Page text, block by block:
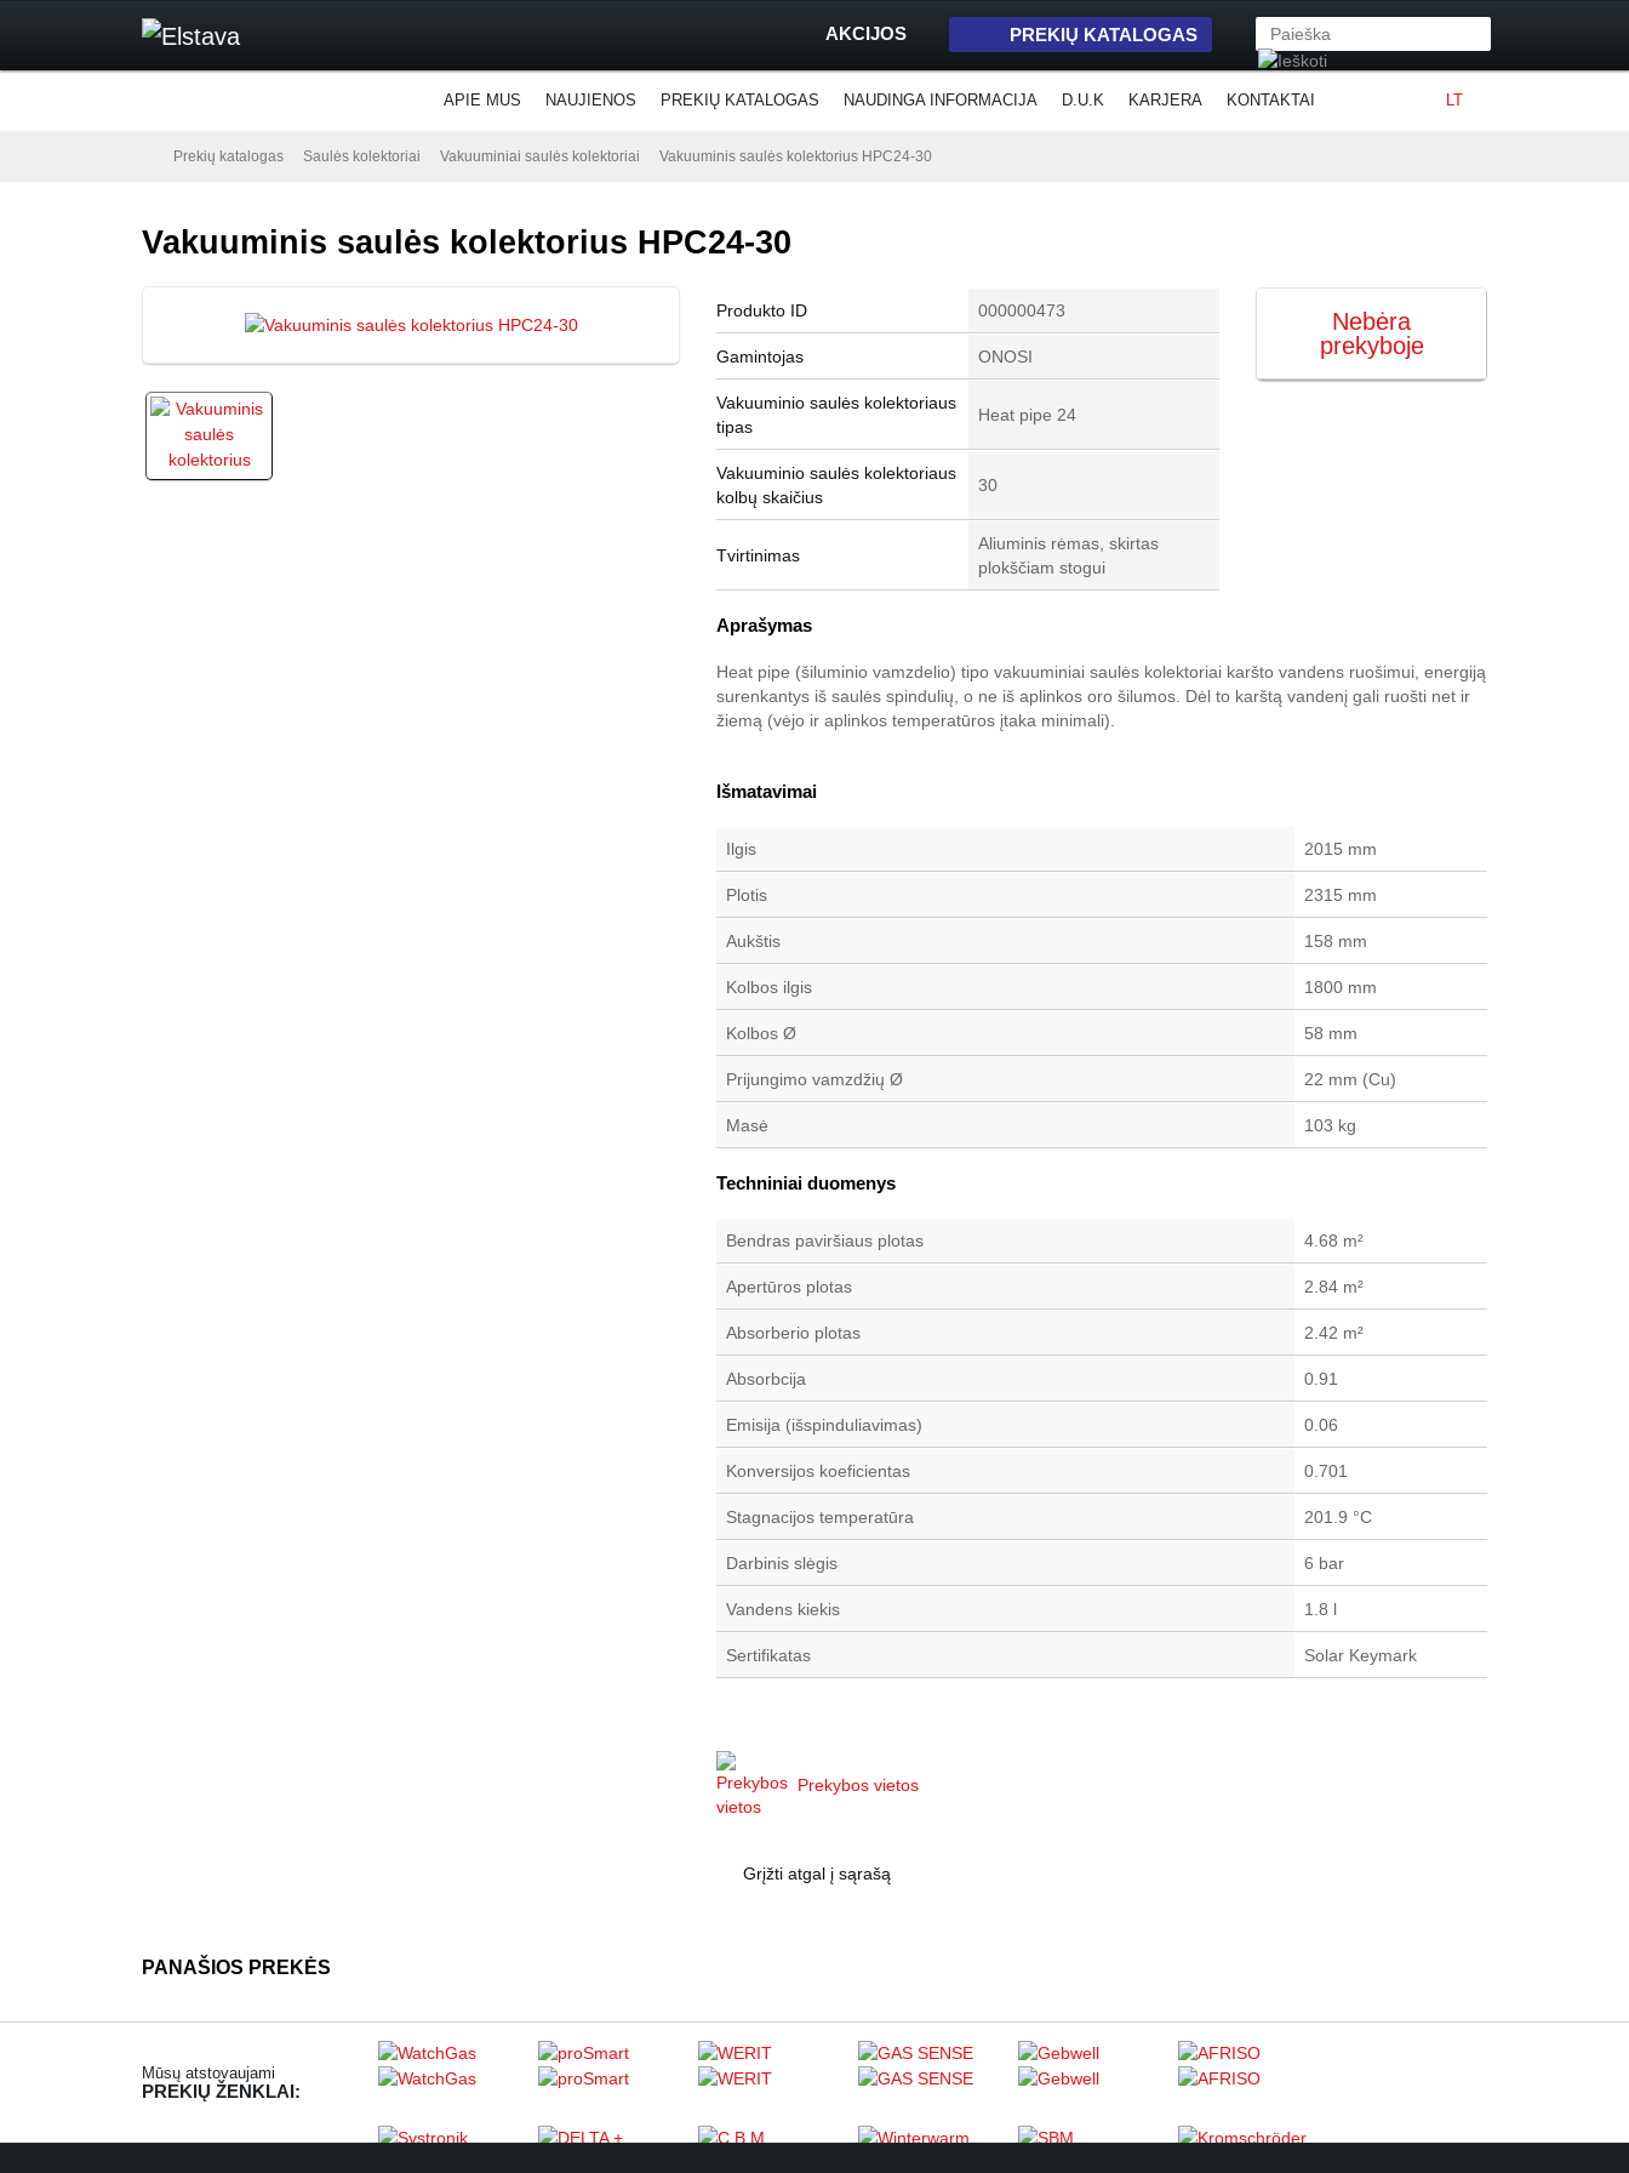
AKCIJOS PREKIŲ KATALOGAS
LT
APIE MUS NAUJIENOS PREKIŲ KATALOGAS NAUDINGA INFORMACIJA D.U.K KARJERA KONTAKTAI
Prekių katalogas Saulės kolektoriai Vakuuminiai saulės kolektoriai Vakuuminis saulės kolektorius HPC24-30
Vakuuminis saulės kolektorius HPC24-30
Produkto ID 000000473
Gamintojas ONOSI
Vakuuminio saulės kolektoriaus
tipas
Heat pipe 24
Vakuuminio saulės kolektoriaus
kolbų skaičius
30
Tvirtinimas
Aliuminis rėmas, skirtas
plokščiam stogui
Nebėra
prekyboje
Aprašymas
Heat pipe (šiluminio vamzdelio) tipo vakuuminiai saulės kolektoriai karšto vandens ruošimui, energiją
surenkantys iš saulės spindulių, o ne iš aplinkos oro šilumos. Dėl to karštą vandenį gali ruošti net ir
žiemą (vėjo ir aplinkos temperatūros įtaka minimali).
Išmatavimai
Ilgis 2015 mm
Plotis 2315 mm
Aukštis 158 mm
Kolbos ilgis 1800 mm
Kolbos Ø 58 mm
Prijungimo vamzdžių Ø 22 mm (Cu)
Masė 103 kg
Techniniai duomenys
Bendras paviršiaus plotas 4.68 m²
Apertūros plotas 2.84 m²
Absorberio plotas 2.42 m²
Absorbcija 0.91
Emisija (išspinduliavimas) 0.06
Konversijos koeficientas 0.701
Stagnacijos temperatūra 201.9 °C
Darbinis slėgis 6 bar
Vandens kiekis 1.8 l
Sertifikatas Solar Keymark
Prekybos vietos
Grįžti atgal į sąrašą
PANAŠIOS PREKĖS
Mūsų atstovaujami
PREKIŲ ŽENKLAI: